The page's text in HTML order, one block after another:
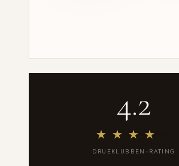
4.2
★ ★ ★ ★
DRUEKLUBBEN-RATING